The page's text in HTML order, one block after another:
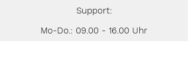
Support:
Mo-Do.: 09.00 - 16.00 Uhr